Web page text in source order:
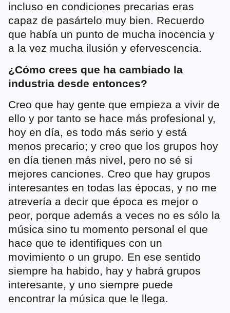
incluso en condiciones precarias eras
capaz de pasártelo muy bien. Recuerdo
que había un punto de mucha inocencia y
a la vez mucha ilusión y efervescencia.
¿Cómo crees que ha cambiado la
industria desde entonces?
Creo que hay gente que empieza a vivir de
ello y por tanto se hace más profesional y,
hoy en día, es todo más serio y está
menos precario; y creo que los grupos hoy
en día tienen más nivel, pero no sé si
mejores canciones. Creo que hay grupos
interesantes en todas las épocas, y no me
atrevería a decir que época es mejor o
peor, porque además a veces no es sólo la
música sino tu momento personal el que
hace que te identifiques con un
movimiento o un grupo. En ese sentido
siempre ha habido, hay y habrá grupos
interesante, y uno siempre puede
encontrar la música que le llega.